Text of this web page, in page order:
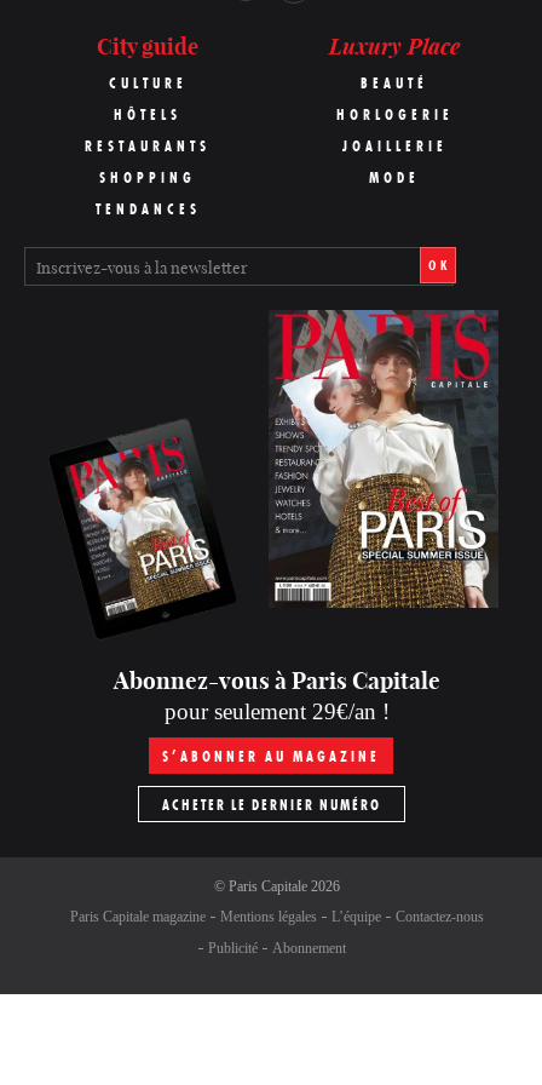
City guide
CULTURE
HÔTELS
RESTAURANTS
SHOPPING
TENDANCES
Luxury Place
BEAUTÉ
HORLOGERIE
JOAILLERIE
MODE
OK
Abonnez-vous à Paris Capitale
pour seulement 29€/an !
S’ABONNER AU MAGAZINE
ACHETER LE DERNIER NUMÉRO
© Paris Capitale2026
Paris Capitale magazine
Mentions légales L’équipe
Contactez-nous
Publicité
Abonnement